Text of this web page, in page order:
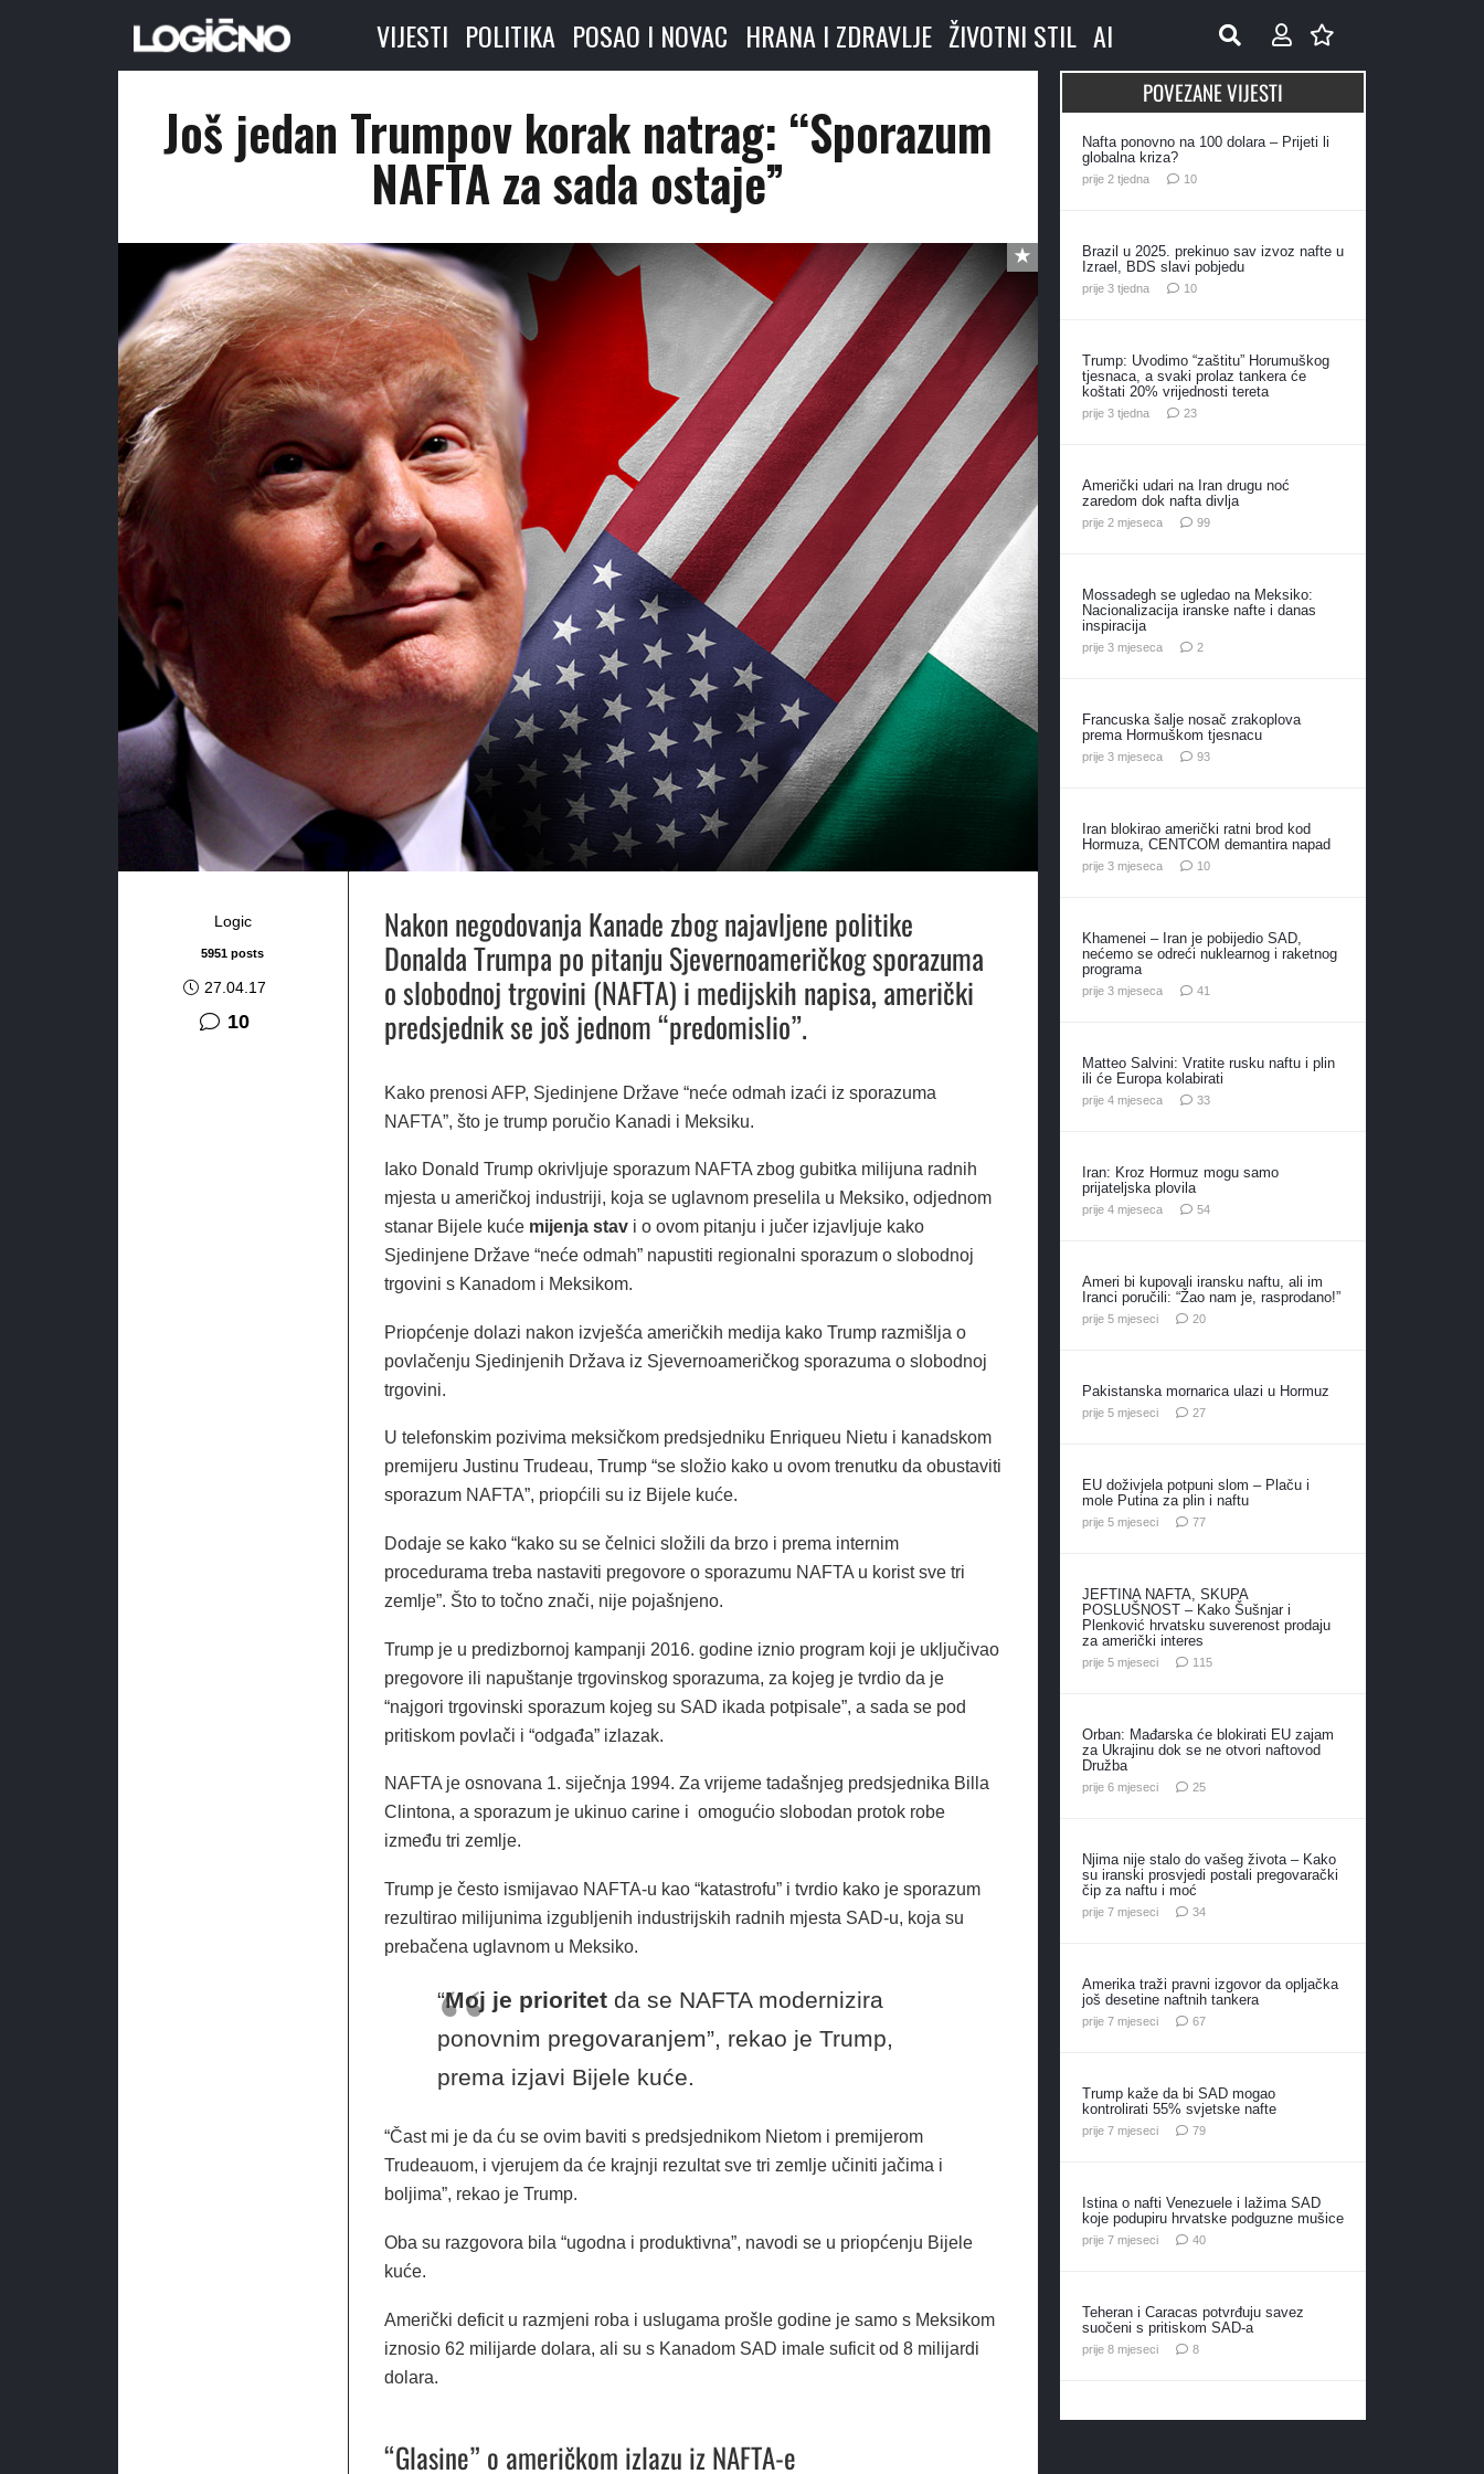
VIJESTI POLITIKA POSAO I NOVAC HRANA I ZDRAVLJE ŽIVOTNI STIL AI
Još jedan Trumpov korak natrag: “Sporazum
NAFTA za sada ostaje”
Logic
5951 posts
27.04.17
10komentara
Nakon negodovanja Kanade zbog najavljene politike
Donalda Trumpa po pitanju Sjevernoameričkog sporazuma
o slobodnoj trgovini (NAFTA) i medijskih napisa, američki
predsjednik se još jednom “predomislio”.
Kako prenosi AFP, Sjedinjene Države “neće odmah izaći iz sporazuma
NAFTA”, što je trump poručio Kanadi i Meksiku.
Iako Donald Trump okrivljuje sporazum NAFTA zbog gubitka milijuna radnih
mjesta u američkoj industriji, koja se uglavnom preselila u Meksiko, odjednom
stanar Bijele kuće mijenja stavi o ovom pitanju i jučer izjavljuje kako
Sjedinjene Države “neće odmah” napustiti regionalni sporazum o slobodnoj
trgovini s Kanadom i Meksikom.
Priopćenje dolazi nakon izvješća američkih medija kako Trump razmišlja o
povlačenju Sjedinjenih Država iz Sjevernoameričkog sporazuma o slobodnoj
trgovini.
U telefonskim pozivima meksičkom predsjedniku Enriqueu Nietu i kanadskom
premijeru Justinu Trudeau, Trump “se složio kako u ovom trenutku da obustaviti
sporazum NAFTA”, priopćili su iz Bijele kuće.
Dodaje se kako “kako su se čelnici složili da brzo i prema internim
procedurama treba nastaviti pregovore o sporazumu NAFTA u korist sve tri
zemlje”. Što to točno znači, nije pojašnjeno.
Trump je u predizbornoj kampanji 2016. godine iznio program koji je uključivao
pregovore ili napuštanje trgovinskog sporazuma, za kojeg je tvrdio da je
“najgori trgovinski sporazum kojeg su SAD ikada potpisale”, a sada se pod
pritiskom povlači i “odgađa” izlazak.
NAFTA je osnovana 1. siječnja 1994. Za vrijeme tadašnjeg predsjednika Billa
Clintona, a sporazum je ukinuo carine i omogućio slobodan protok robe
između tri zemlje.
Trump je često ismijavao NAFTA-u kao “katastrofu” i tvrdio kako je sporazum
rezultirao milijunima izgubljenih industrijskih radnih mjesta SAD-u, koja su
prebačena uglavnom u Meksiko.
“Moj je prioritetda se NAFTA modernizira
ponovnim pregovaranjem”, rekao je Trump,
prema izjavi Bijele kuće.
“Čast mi je da ću se ovim baviti s predsjednikom Nietom i premijerom
Trudeauom, i vjerujem da će krajnji rezultat sve tri zemlje učiniti jačima i
boljima”, rekao je Trump.
Oba su razgovora bila “ugodna i produktivna”, navodi se u priopćenju Bijele
kuće.
Američki deficit u razmjeni roba i uslugama prošle godine je samo s Meksikom
iznosio 62 milijarde dolara, ali su s Kanadom SAD imale suficit od 8 milijardi
dolara.
“Glasine” o američkom izlazu iz NAFTA-e
POVEZANE VIJESTI
Nafta ponovno na 100 dolara – Prijeti li
globalna kriza?
prije 2 tjedna 10komentara
Brazil u 2025. prekinuo sav izvoz nafte u
Izrael, BDS slavi pobjedu
prije 3 tjedna 10komentara
Trump: Uvodimo “zaštitu” Horumuškog
tjesnaca, a svaki prolaz tankera će
koštati 20% vrijednosti tereta
prije 3 tjedna 23komentara
Američki udari na Iran drugu noć
zaredom dok nafta divlja
prije 2 mjeseca 99komentara
Mossadegh se ugledao na Meksiko:
Nacionalizacija iranske nafte i danas
inspiracija
prije 3 mjeseca 2komentara
Francuska šalje nosač zrakoplova
prema Hormuškom tjesnacu
prije 3 mjeseca 93komentara
Iran blokirao američki ratni brod kod
Hormuza, CENTCOM demantira napad
prije 3 mjeseca 10komentara
Khamenei – Iran je pobijedio SAD,
nećemo se odreći nuklearnog i raketnog
programa
prije 3 mjeseca 41
Matteo Salvini: Vratite rusku naftu i plin
ili će Europa kolabirati
prije 4 mjeseca 33komentara
Iran: Kroz Hormuz mogu samo
prijateljska plovila
prije 4 mjeseca 54komentara
Ameri bi kupovali iransku naftu, ali im
Iranci poručili: “Žao nam je, rasprodano!”
prije 5 mjeseci 20komentara
Pakistanska mornarica ulazi u Hormuz
prije 5 mjeseci 27komentara
EU doživjela potpuni slom – Plaču i
mole Putina za plin i naftu
prije 5 mjeseci 77komentara
JEFTINA NAFTA, SKUPA
POSLUŠNOST – Kako Šušnjar i
Plenković hrvatsku suverenost prodaju
za američki interes
prije 5 mjeseci 115komentara
Orban: Mađarska će blokirati EU zajam
za Ukrajinu dok se ne otvori naftovod
Družba
prije 6 mjeseci 25komentara
Njima nije stalo do vašeg života – Kako
su iranski prosvjedi postali pregovarački
čip za naftu i moć
prije 7 mjeseci 34komentara
Amerika traži pravni izgovor da opljačka
još desetine naftnih tankera
prije 7 mjeseci 67komentara
Trump kaže da bi SAD mogao
kontrolirati 55% svjetske nafte
prije 7 mjeseci 79komentara
Istina o nafti Venezuele i lažima SAD
koje podupiru hrvatske podguzne mušice
prije 7 mjeseci 40komentara
Teheran i Caracas potvrđuju savez
suočeni s pritiskom SAD-a
prije 8 mjeseci 8komentara